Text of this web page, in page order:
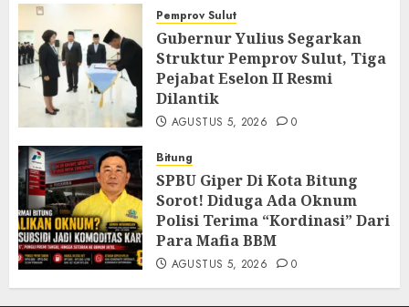
Pemprov Sulut
Gubernur Yulius Segarkan
Struktur Pemprov Sulut, Tiga
Pejabat Eselon II Resmi
Dilantik
AGUSTUS 5, 2026 0
Bitung
SPBU Giper Di Kota Bitung
Sorot! Diduga Ada Oknum
Polisi Terima “Kordinasi” Dari
Para Mafia BBM
AGUSTUS 5, 2026 0